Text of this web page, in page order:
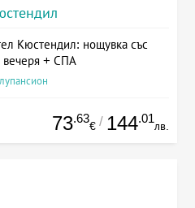
Кюстендил: нощувка със
вечеря + СПА
73.63
€ / 144.01
лв.